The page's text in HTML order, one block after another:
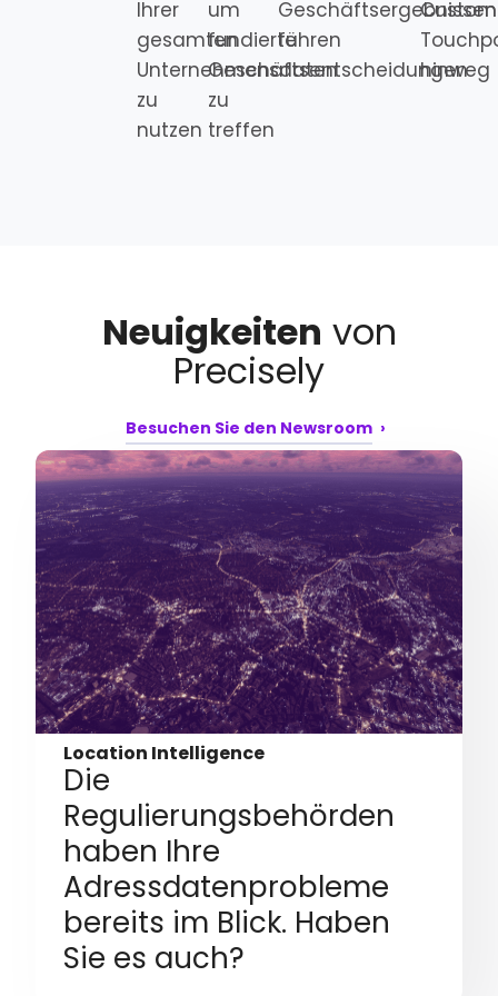
Ihrer
gesamten
Unternehmensdaten
zu
nutzen
um
fundierte
Geschäftsentscheidungen
zu
treffen
Geschäftsergebnissen
führen
hinweg
Neuigkeiten von
Precisely
Besuchen Sie den Newsroom
Location Intelligence
Die
Regulierungsbehörden
haben Ihre
Adressdatenprobleme
bereits im Blick. Haben
Sie es auch?